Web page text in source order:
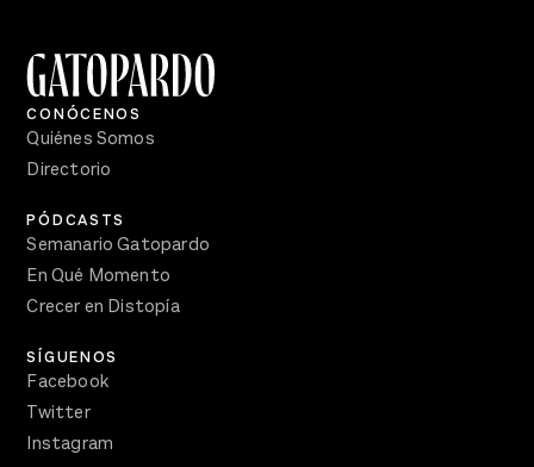
CONÓCENOS
Quiénes Somos
Directorio
PÓDCASTS
Semanario Gatopardo
En Qué Momento
Crecer en Distopía
SÍGUENOS
Facebook
Twitter
Instagram